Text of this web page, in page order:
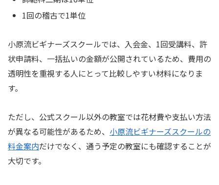
1回の稽古で1単位
小原流ビギナーズスクールでは、入会金、1回受講料、許
状申請料、一括払いの金額が公開されているため、費用の
透明性を重視する人にとって比較しやすい材料になりま
す。
ただし、公式スクール以外の教室では花材費や支払い方法
が異なる可能性があるため、 小原流ビギナーズスクールの
料金案内だけでなく、通う予定の教室にも確認することが
大切です。